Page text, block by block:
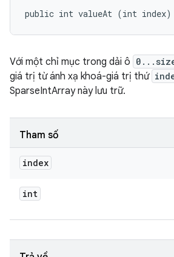
public int valueAt (int index)
Với một chỉ mục trong dải ô
giá trị từ ánh xạ khoá-giá trị thứ
SparseIntArray này lưu trữ.
Tham số
index
int